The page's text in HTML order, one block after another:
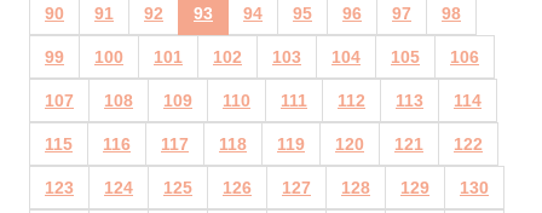
90 91 92 93 94 95 96 97 98
99 100 101 102 103 104 105 106
107 108 109 110 111 112 113 114
115 116 117 118 119 120 121 122
123 124 125 126 127 128 129 130